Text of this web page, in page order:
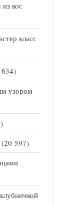
кос
класс
узором
(20 597)